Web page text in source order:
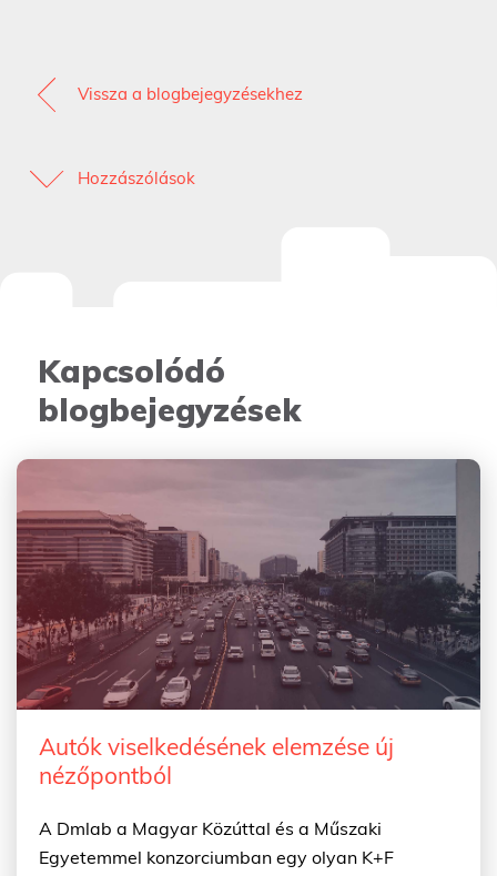
Vissza a blogbejegyzésekhez
Hozzászólások
Kapcsolódó
blogbejegyzések
Autók viselkedésének elemzése új
nézőpontból
A Dmlab a Magyar Közúttal és a Műszaki
Egyetemmel konzorciumban egy olyan K+F